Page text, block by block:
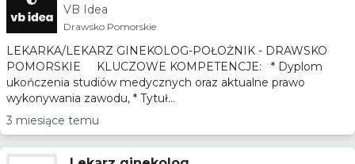
wsko Pomorskie
VB Idea
Drawsko Pomorskie
LEKARKA/LEKARZ GINEKOLOG-POŁOŻNIK - DRAWSKO
POMORSKIE KLUCZOWE KOMPETENCJE: * Dyplom
ukończenia studiów medycznych oraz aktualne prawo
wykonywania zawodu, * Tytuł...
3 miesiące temu